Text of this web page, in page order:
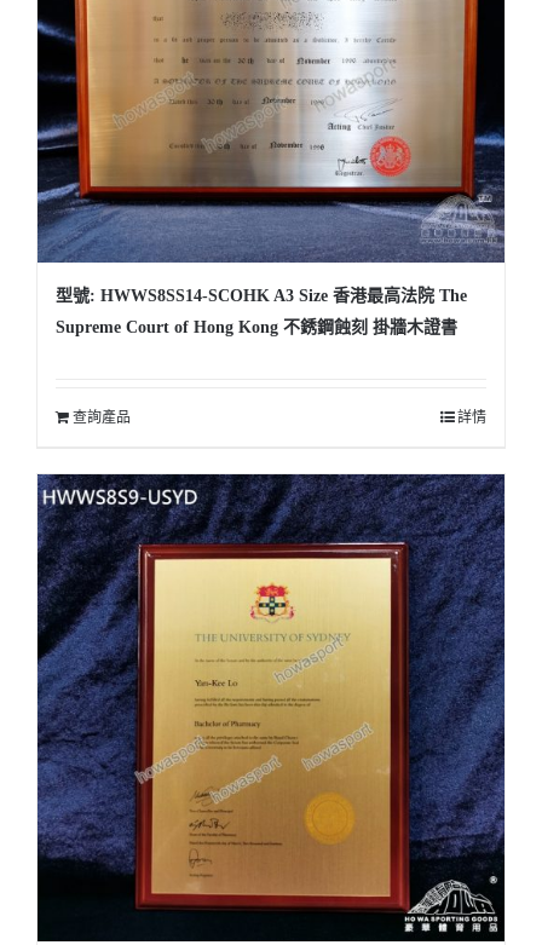
型號: HWWS8SS14-SCOHK A3 Size 香港最高法院 The
Supreme Court of Hong Kong 不銹鋼蝕刻 掛牆木證書
查詢產品 詳情